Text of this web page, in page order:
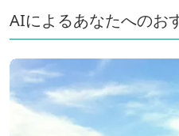
AIによるあなたへのお